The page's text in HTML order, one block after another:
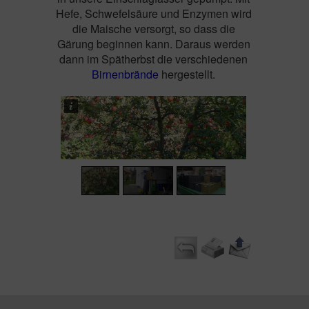
Hefe, Schwefelsäure und Enzymen wird
die Maische versorgt, so dass die
Gärung beginnen kann. Daraus werden
dann im Spätherbst die verschiedenen
Birnenbrände hergestellt.
1/12